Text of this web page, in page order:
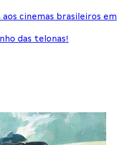
aos cinemas brasileiros em
das telonas!